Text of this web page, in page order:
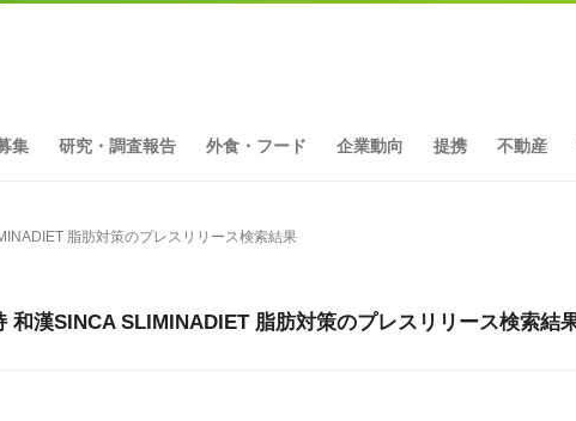
集 研究・調査報告 外食・フード 企業動向 提携 不動産
脂肪対策のプレスリリース検索結果
漢SINCA SLIMINADIET 脂肪対策のプレスリリース検索結